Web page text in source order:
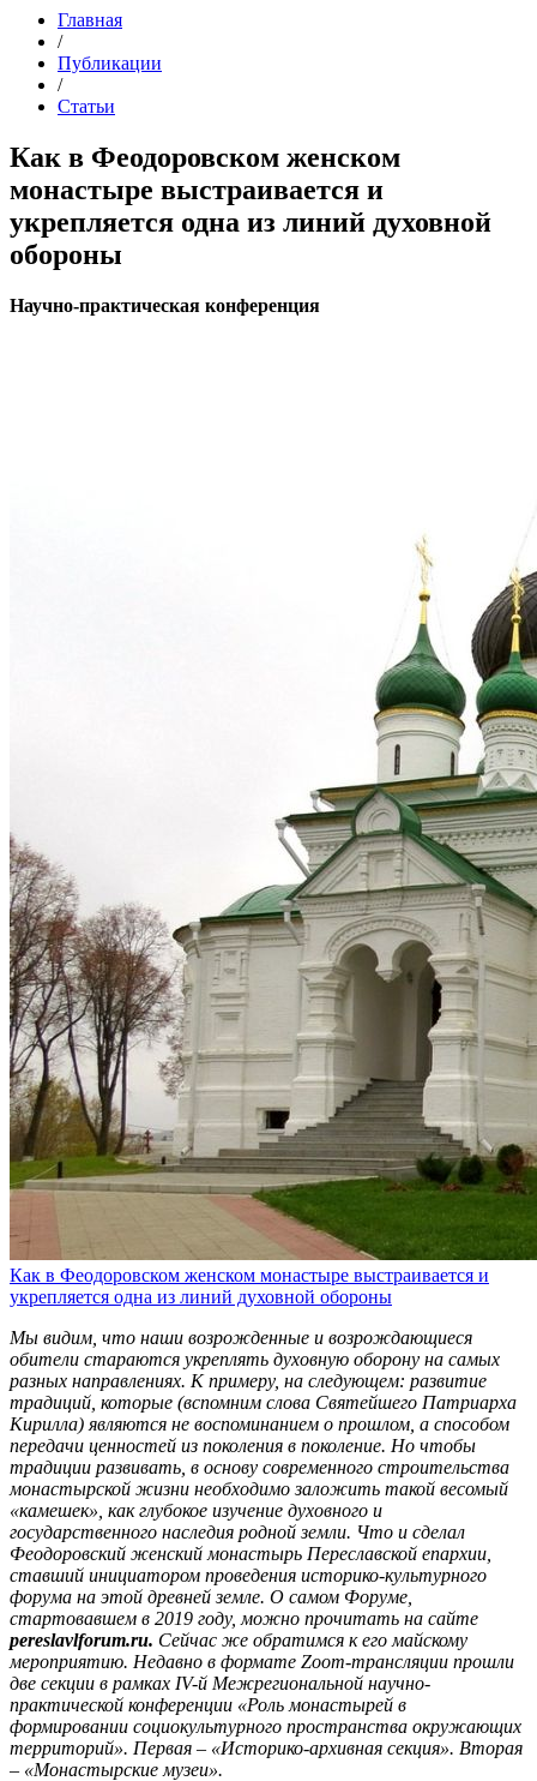
Главная
/
Публикации
/
Статьи
Как в Феодоровском женском
монастыре выстраивается и
укрепляется одна из линий духовной
обороны
Научно-практическая конференция
Как в Феодоровском женском монастыре выстраивается и
укрепляется одна из линий духовной обороны
Мы видим, что наши возрожденные и возрождающиеся
обители стараются укреплять духовную оборону на самых
разных направлениях. К примеру, на следующем: развитие
традиций, которые (вспомним слова Святейшего Патриарха
Кирилла) являются не воспоминанием о прошлом, а способом
передачи ценностей из поколения в поколение. Но чтобы
традиции развивать, в основу современного строительства
монастырской жизни необходимо заложить такой весомый
«камешек», как глубокое изучение духовного и
государственного наследия родной земли. Что и сделал
Феодоровский женский монастырь Переславской епархии,
ставший инициатором проведения историко-культурного
форума на этой древней земле. О самом Форуме,
стартовавшем в 2019 году, можно прочитать на сайте
pereslavlforum.ru. Сейчас же обратимся к его майскому
мероприятию. Недавно в формате Zoom-трансляции прошли
две секции в рамках IV-й Межрегиональной научно-
практической конференции «Роль монастырей в
формировании социокультурного пространства окружающих
территорий». Первая – «Историко-архивная секция». Вторая
– «Монастырские музеи».